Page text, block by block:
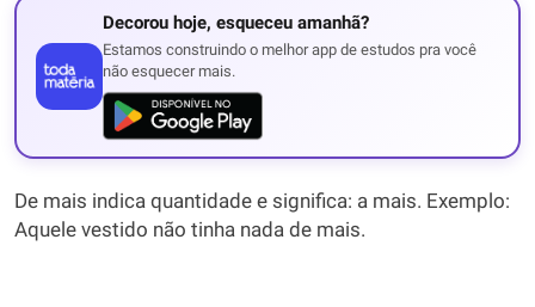
Decorou hoje, esqueceu amanhã?
Estamos construindo o melhor app de estudos pra você
não esquecer mais.
De mais indica quantidade e significa: a mais. Exemplo:
Aquele vestido não tinha nada de mais.